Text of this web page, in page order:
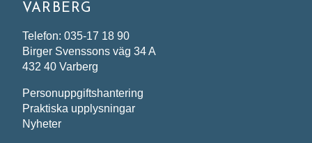
VARBERG
Telefon: 035-17 18 90
Birger Svenssons väg 34 A
432 40 Varberg
Personuppgiftshantering
Praktiska upplysningar
Nyheter